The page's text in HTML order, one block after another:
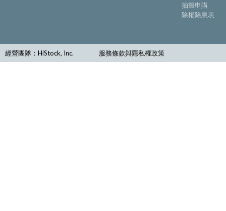
抽籤申購
除權除息表
經營團隊：HiStock, Inc. 服務條款與隱私權政策